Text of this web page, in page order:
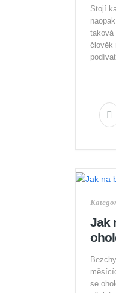
Stojí
taková
člověk
Jak
se